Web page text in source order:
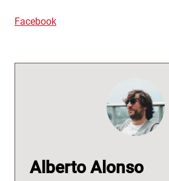
Facebook
Alberto Alonso